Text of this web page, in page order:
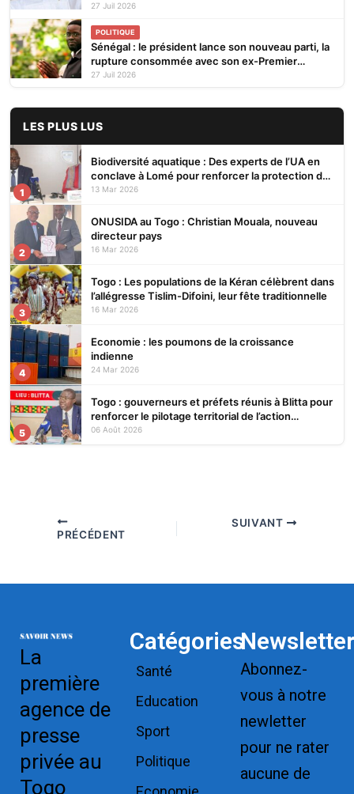
27 Juil 2026
POLITIQUE
Sénégal : le président lance son nouveau parti, la
rupture consommée avec son ex-Premier
ministre
27 Juil 2026
LES PLUS LUS
1
Biodiversité aquatique : Des experts de l’UA en
conclave à Lomé pour renforcer la protection des
écosystèmes
13 Mar 2026
2
ONUSIDA au Togo : Christian Mouala, nouveau
directeur pays
16 Mar 2026
3
Togo : Les populations de la Kéran célèbrent dans
l’allégresse Tislim-Difoini, leur fête traditionnelle
16 Mar 2026
4
Economie : les poumons de la croissance
indienne
24 Mar 2026
5
Togo : gouverneurs et préfets réunis à Blitta pour
renforcer le pilotage territorial de l’action
publique
06 Août 2026
PRÉCÉDENT
SUIVANT
La
première
agence de
presse
privée au
Togo
Catégories
Santé
Education
Sport
Politique
Newsletter
Abonnez-
vous à notre
newletter
pour ne rater
aucune de